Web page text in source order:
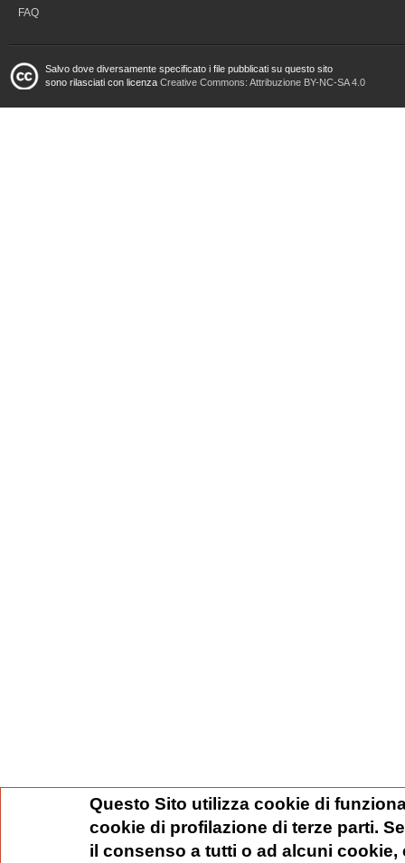
FAQ
Salvo dove diversamente specificato i file pubblicati su questo sito
sono rilasciati con licenza Creative Commons: Attribuzione BY-NC-SA 4.0
Questo Sito utilizza cookie di
cookie di profilazione di terze parti.
il consenso a tutti o ad alcuni